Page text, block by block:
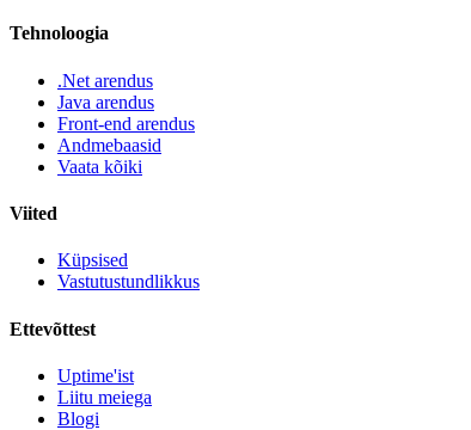
Tehnoloogia
.Net arendus
Java arendus
Front-end arendus
Andmebaasid
Vaata kõiki
Viited
Küpsised
Vastutustundlikkus
Ettevõttest
Uptime'ist
Liitu meiega
Blogi